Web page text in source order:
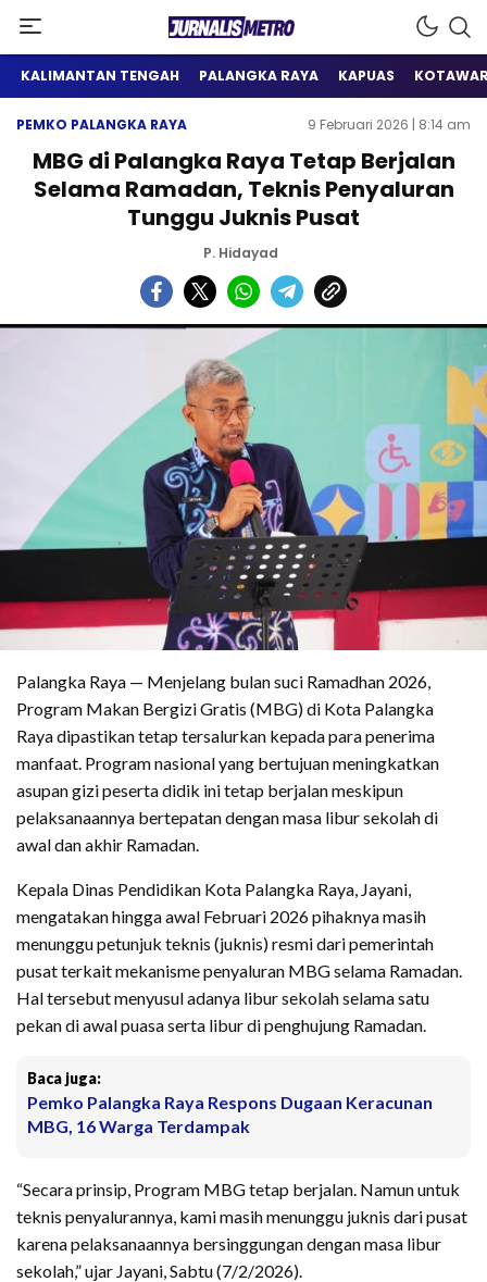
Jurnalis Metro
Satu Wadah Informasi
KALIMANTAN TENGAH PALANGKA RAYA KAPUAS
PEMKO PALANGKA RAYA 9 Februari 2026 | 8:14 am
MBG di Palangka Raya Tetap Berjalan
Selama Ramadan, Teknis Penyaluran
Tunggu Juknis Pusat
P. Hidayad
Palangka Raya — Menjelang bulan suci Ramadhan 2026,
Program Makan Bergizi Gratis (MBG) di Kota Palangka
Raya dipastikan tetap tersalurkan kepada para penerima
manfaat. Program nasional yang bertujuan meningkatkan
asupan gizi peserta didik ini tetap berjalan meskipun
pelaksanaannya bertepatan dengan masa libur sekolah di
awal dan akhir Ramadan.
Kepala Dinas Pendidikan Kota Palangka Raya, Jayani,
mengatakan hingga awal Februari 2026 pihaknya masih
menunggu petunjuk teknis (juknis) resmi dari pemerintah
pusat terkait mekanisme penyaluran MBG selama Ramadan.
Hal tersebut menyusul adanya libur sekolah selama satu
pekan di awal puasa serta libur di penghujung Ramadan.
Baca juga:
Pemko Palangka Raya Respons Dugaan Keracunan
MBG, 16 Warga Terdampak
“Secara prinsip, Program MBG tetap berjalan. Namun untuk
teknis penyalurannya, kami masih menunggu juknis dari pusat
karena pelaksanaannya bersinggungan dengan masa libur
sekolah,” ujar Jayani, Sabtu (7/2/2026).